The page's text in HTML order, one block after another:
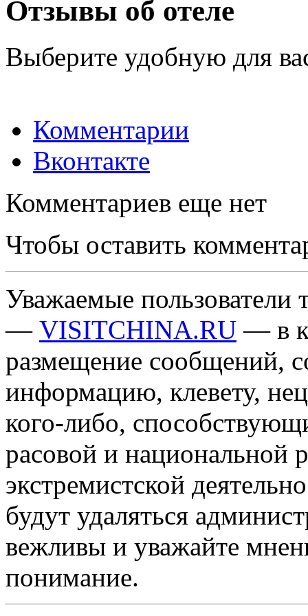
Отзывы об отеле
Выберите удобную для
Комментарии
Вконтакте
Комментариев еще нет
Чтобы оставить
Уважаемые пользователи
— VISITCHINA.RU — в
размещение сообщений,
информацию, клевету,
кого-либо,
расовой и национальной
экстремистской
будут удаляться
вежливы и уважайте
понимание.